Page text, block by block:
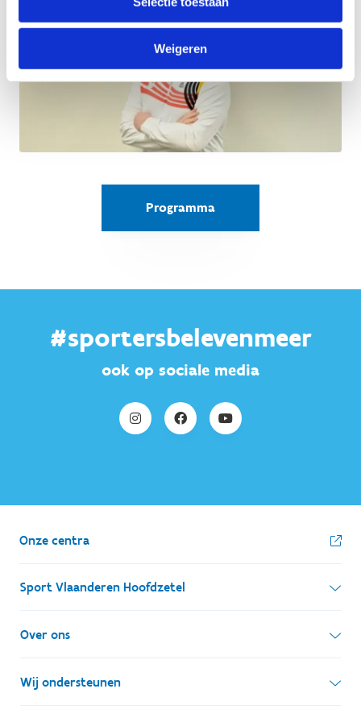
Weigeren
Programma
#sportersbelevenmeer
ook op sociale media
Onze centra
Sport Vlaanderen Hoofdzetel
Simon Bolivarlaan 17
1000 Brussel
Ondernemingsnummer: BE 0248.142.826
Over ons
Wie zijn we, wat doen we
Onze centra
Wij ondersteunen